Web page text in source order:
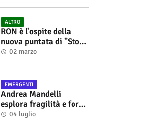
ALTRO
RON è l'ospite della
nuova puntata di "Storie
di Musica", in onda sul
Alberto Salerno
02 marzo
EMERGENTI
Andrea Mandelli
esplora fragilità e forza
nel videoclip di “Sofia”
04 luglio